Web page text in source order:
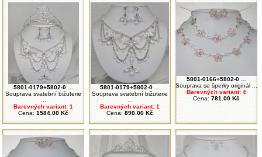
5801-0179+5802-0 ...
Souprava svatební bižuterie
Barevných variant: 1
Cena: 1584.00 Kč
5801-0179+5802-0 ...
Souprava svatební bižuterie
Barevných variant: 1
Cena: 890.00 Kč
5801-0166+5802-0 ...
Souprava se šperky originál ...
Barevných variant: 4
Cena: 781.00 Kč